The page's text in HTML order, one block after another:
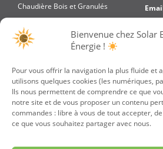
Bienvenue chez Solar
Énergie !
Pour vous offrir la navigation la plus fluide et
utilisons quelques cookies (les numériques,
Ils nous permettent de comprendre ce que
notre site et de vous proposer un contenu
commandes : libre à vous de tout accepter,
ce que vous souhaitez partager avec nous.
Chaudière Bois et Granulés
Aides et Financements
Accès intranet
JE PARRAINE UN
AMI